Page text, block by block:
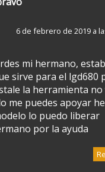
6 de febrero de 2019 a
mi hermano,
sirve para el lgd680
la herramienta no
me puedes apoyar
lo puedo liberar
por la ayuda